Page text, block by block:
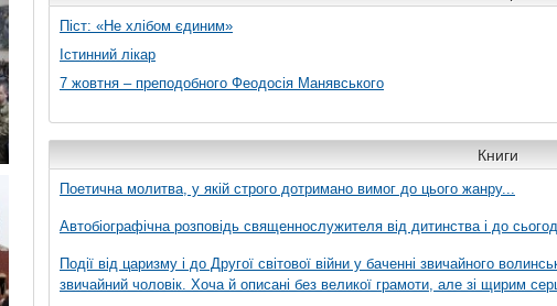
Піст: «Не хлібом єдиним»
Істинний лікар
7 жовтня – преподобного Феодосія Манявського
Книги
Поетична молитва, у якій строго дотримано вимог до цього жанру...
Автобіографічна розповідь священнослужителя від дитинства і до
Події від царизму і до Другої світової війни у баченні звичайного
звичайний чоловік. Хоча й описані без великої грамоти, але зі щирим